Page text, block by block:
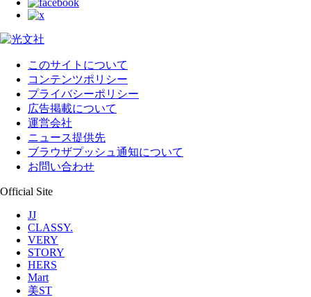
このサイトについて
コンテンツポリシー
プライバシーポリシー
広告掲載について
運営会社
ニュース提供先
ブラウザプッシュ通知について
お問い合わせ
Official Site
JJ
CLASSY.
VERY
STORY
HERS
Mart
美ST